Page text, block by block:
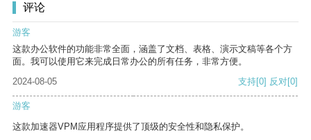
评论
游客
这款办公软件的功能非常全面，涵盖了文档、表格、演示文稿等各个方
面。我可以使用它来完成日常办公的所有任务，非常方便。
2024-08-05
支持[0] 反对[0]
游客
这款加速器VPM应用程序提供了顶级的安全性和隐私保护。